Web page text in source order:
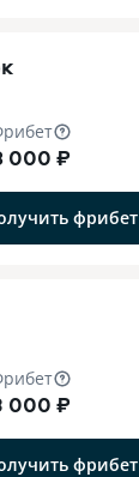
000 ₽
фрибет
000 ₽
фрибет